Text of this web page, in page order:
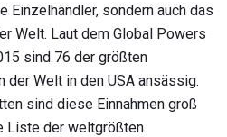
Einzelhändler, sondern auch das
Welt. Laut dem Global Powers
sind 76 der größten
der Welt in den USA ansässig.
sind diese Einnahmen groß
Liste der weltgrößten